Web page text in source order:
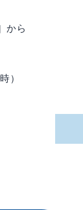
から
）